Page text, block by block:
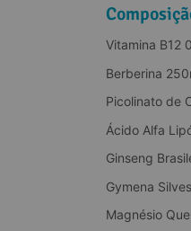
Vitamina B12
Berberina
Picolinato de
Ácido Alfa
Ginseng
Gymena
Magnésio